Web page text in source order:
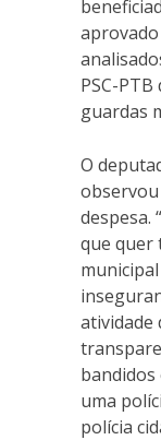
PSC-
guardas
O
despesa.
que quer
atividade
bandidos
uma
polícia